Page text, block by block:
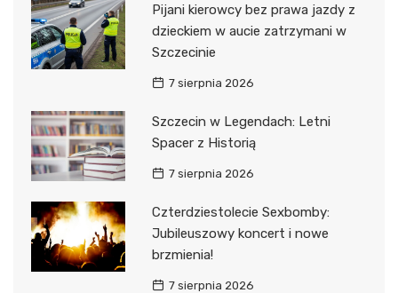
Pijani kierowcy bez prawa jazdy z
dzieckiem w aucie zatrzymani w
Szczecinie
7 sierpnia 2026
Szczecin w Legendach: Letni
Spacer z Historią
7 sierpnia 2026
Czterdziestolecie Sexbomby:
Jubileuszowy koncert i nowe
brzmienia!
7 sierpnia 2026